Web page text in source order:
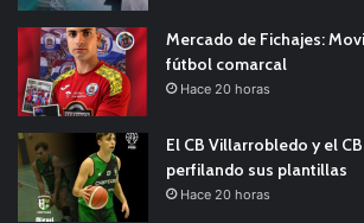
Mercado de Fichajes:
fútbol comarcal
Hace 20 horas
El CB Villarrobledo y el
perfilando sus plantillas
Hace 20 horas